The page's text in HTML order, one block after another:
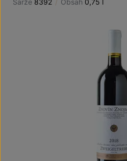
Šarže 8392 / Obsah 0,75 l